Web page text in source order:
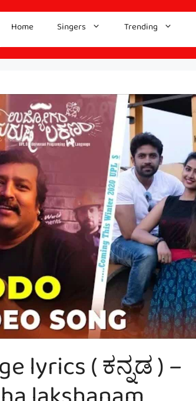
Home Singers Trending
lyrics ( ಕನ್ನಡ ) –